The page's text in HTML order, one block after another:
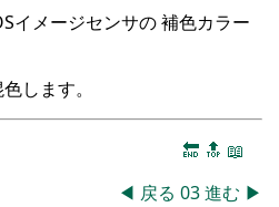
イメージセンサの 補色カラー
します。
🔚 🔝 📖
◀ 戻る 03進む ▶